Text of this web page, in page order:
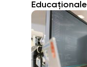
Educaționale